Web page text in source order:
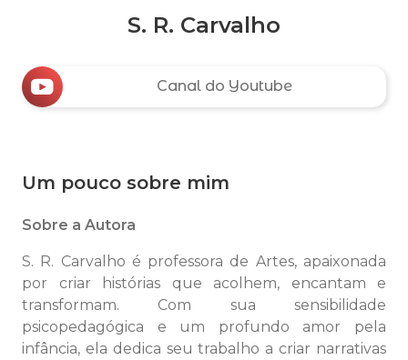
S. R. Carvalho
Canal do Youtube
Um pouco sobre mim
Sobre a Autora
S. R. Carvalho é professora de Artes, apaixonada
por criar histórias que acolhem, encantam e
transformam. Com sua sensibilidade
psicopedagógica e um profundo amor pela
infância, ela dedica seu trabalho a criar narrativas